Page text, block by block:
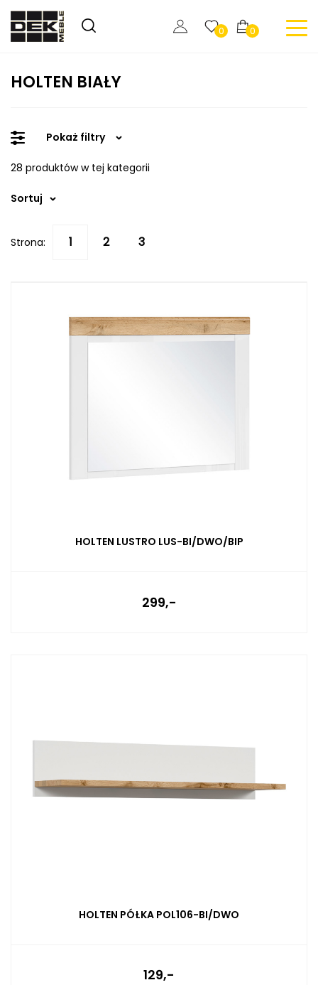
0 0
HOLTEN BIAŁY
Pokaż filtry
28 produktów w tej kategorii
Sortuj
Strona:
HOLTEN LUSTRO LUS-BI/DWO/BIP
299,-
HOLTEN PÓŁKA POL106-BI/DWO
129,-